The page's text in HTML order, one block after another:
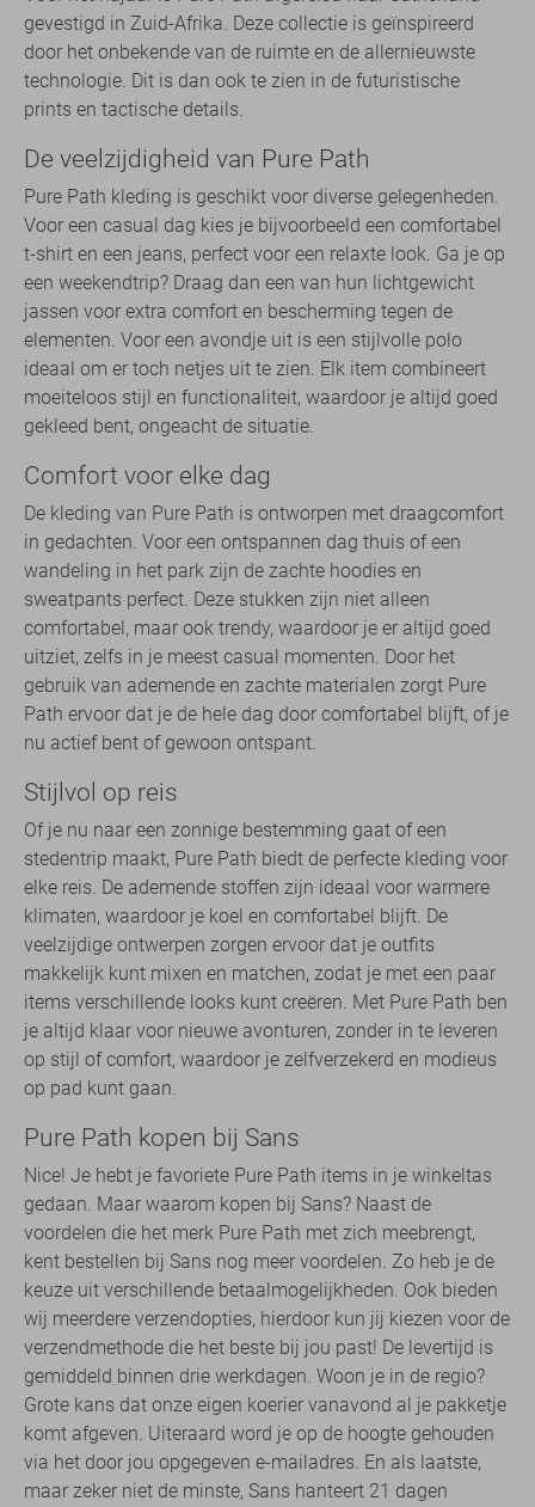
gevestigd in Zuid-Afrika. Deze collectie is geïnspireerd
door het onbekende van de ruimte en de allernieuwste
technologie. Dit is dan ook te zien in de futuristische
prints en tactische details.
De veelzijdigheid van Pure Path
Pure Path kleding is geschikt voor diverse gelegenheden.
Voor een casual dag kies je bijvoorbeeld een comfortabel
t-shirt en een jeans, perfect voor een relaxte look. Ga je op
een weekendtrip? Draag dan een van hun lichtgewicht
jassen voor extra comfort en bescherming tegen de
elementen. Voor een avondje uit is een stijlvolle polo
ideaal om er toch netjes uit te zien. Elk item combineert
moeiteloos stijl en functionaliteit, waardoor je altijd goed
gekleed bent, ongeacht de situatie.
Comfort voor elke dag
De kleding van Pure Path is ontworpen met draagcomfort
in gedachten. Voor een ontspannen dag thuis of een
wandeling in het park zijn de zachte hoodies en
sweatpants perfect. Deze stukken zijn niet alleen
comfortabel, maar ook trendy, waardoor je er altijd goed
uitziet, zelfs in je meest casual momenten. Door het
gebruik van ademende en zachte materialen zorgt Pure
Path ervoor dat je de hele dag door comfortabel blijft, of je
nu actief bent of gewoon ontspant.
Stijlvol op reis
Of je nu naar een zonnige bestemming gaat of een
stedentrip maakt, Pure Path biedt de perfecte kleding voor
elke reis. De ademende stoffen zijn ideaal voor warmere
klimaten, waardoor je koel en comfortabel blijft. De
veelzijdige ontwerpen zorgen ervoor dat je outfits
makkelijk kunt mixen en matchen, zodat je met een paar
items verschillende looks kunt creëren. Met Pure Path ben
je altijd klaar voor nieuwe avonturen, zonder in te leveren
op stijl of comfort, waardoor je zelfverzekerd en modieus
op pad kunt gaan.
Pure Path kopen bij Sans
Nice! Je hebt je favoriete Pure Path items in je winkeltas
gedaan. Maar waarom kopen bij Sans? Naast de
voordelen die het merk Pure Path met zich meebrengt,
kent bestellen bij Sans nog meer voordelen. Zo heb je de
keuze uit verschillende betaalmogelijkheden. Ook bieden
wij meerdere verzendopties, hierdoor kun jij kiezen voor de
verzendmethode die het beste bij jou past! De levertijd is
gemiddeld binnen drie werkdagen. Woon je in de regio?
Grote kans dat onze eigen koerier vanavond al je pakketje
komt afgeven. Uiteraard word je op de hoogte gehouden
via het door jou opgegeven e-mailadres. En als laatste,
maar zeker niet de minste, Sans hanteert 21 dagen